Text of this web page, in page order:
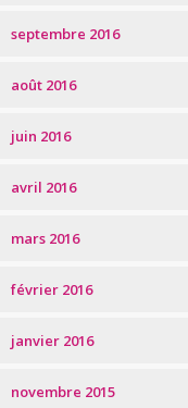
septembre 2016
août 2016
juin 2016
avril 2016
mars 2016
février 2016
janvier 2016
novembre 2015